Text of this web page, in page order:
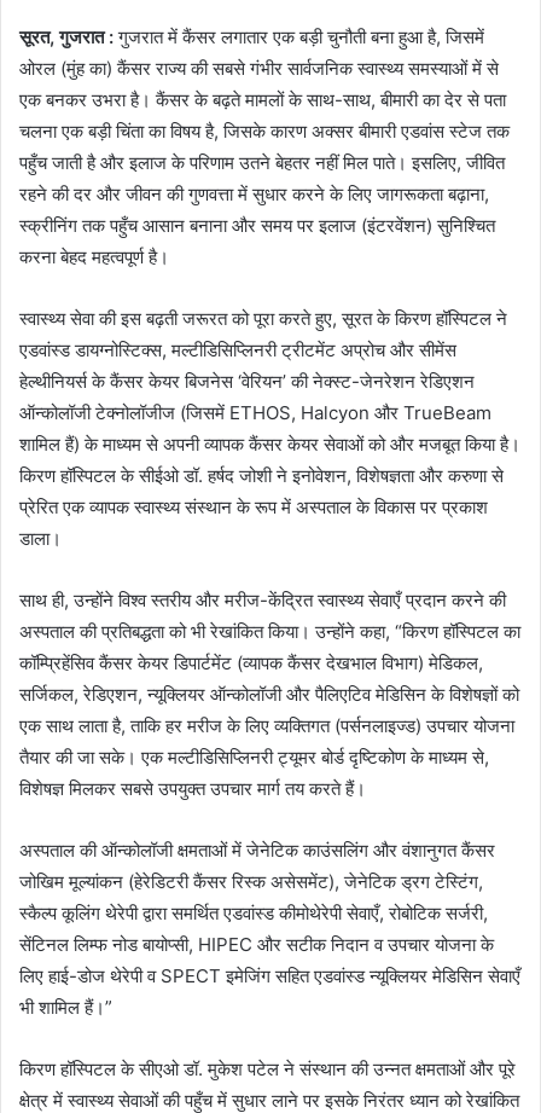
n
e
m
a
i
l
सूरत, गुजरात :गुजरात में कैंसर लगातार एक बड़ी चुनौती बना हुआ है, जिसमें
ओरल (मुंह का) कैंसर राज्य की सबसे गंभीर सार्वजनिक स्वास्थ्य समस्याओं में से
एक बनकर उभरा है। कैंसर के बढ़ते मामलों के साथ-साथ, बीमारी का देर से पता
चलना एक बड़ी चिंता का विषय है, जिसके कारण अक्सर बीमारी एडवांस स्टेज तक
पहुँच जाती है और इलाज के परिणाम उतने बेहतर नहीं मिल पाते। इसलिए, जीवित
रहने की दर और जीवन की गुणवत्ता में सुधार करने के लिए जागरूकता बढ़ाना,
स्क्रीनिंग तक पहुँच आसान बनाना और समय पर इलाज (इंटरवेंशन) सुनिश्चित
करना बेहद महत्वपूर्ण है।
स्वास्थ्य सेवा की इस बढ़ती जरूरत को पूरा करते हुए, सूरत के किरण हॉस्पिटल ने
एडवांस्ड डायग्नोस्टिक्स, मल्टीडिसिप्लिनरी ट्रीटमेंट अप्रोच और सीमेंस
हेल्थीनियर्स के कैंसर केयर बिजनेस ‘वेरियन’ की नेक्स्ट-जेनरेशन रेडिएशन
ऑन्कोलॉजी टेक्नोलॉजीज (जिसमें ETHOS, Halcyon और TrueBeam
शामिल हैं) के माध्यम से अपनी व्यापक कैंसर केयर सेवाओं को और मजबूत किया है।
किरण हॉस्पिटल के सीईओ डॉ. हर्षद जोशी ने इनोवेशन, विशेषज्ञता और करुणा से
प्रेरित एक व्यापक स्वास्थ्य संस्थान के रूप में अस्पताल के विकास पर प्रकाश
डाला।
साथ ही, उन्होंने विश्व स्तरीय और मरीज-केंद्रित स्वास्थ्य सेवाएँ प्रदान करने की
अस्पताल की प्रतिबद्धता को भी रेखांकित किया। उन्होंने कहा, “किरण हॉस्पिटल का
कॉम्प्रिहेंसिव कैंसर केयर डिपार्टमेंट (व्यापक कैंसर देखभाल विभाग) मेडिकल,
सर्जिकल, रेडिएशन, न्यूक्लियर ऑन्कोलॉजी और पैलिएटिव मेडिसिन के विशेषज्ञों को
एक साथ लाता है, ताकि हर मरीज के लिए व्यक्तिगत (पर्सनलाइज्ड) उपचार योजना
तैयार की जा सके। एक मल्टीडिसिप्लिनरी ट्यूमर बोर्ड दृष्टिकोण के माध्यम से,
विशेषज्ञ मिलकर सबसे उपयुक्त उपचार मार्ग तय करते हैं।
अस्पताल की ऑन्कोलॉजी क्षमताओं में जेनेटिक काउंसलिंग और वंशानुगत कैंसर
जोखिम मूल्यांकन (हेरेडिटरी कैंसर रिस्क असेसमेंट), जेनेटिक ड्रग टेस्टिंग,
स्कैल्प कूलिंग थेरेपी द्वारा समर्थित एडवांस्ड कीमोथेरेपी सेवाएँ, रोबोटिक सर्जरी,
सेंटिनल लिम्फ नोड बायोप्सी, HIPEC और सटीक निदान व उपचार योजना के
लिए हाई-डोज थेरेपी व SPECT इमेजिंग सहित एडवांस्ड न्यूक्लियर मेडिसिन सेवाएँ
भी शामिल हैं।”
किरण हॉस्पिटल के सीएओ डॉ. मुकेश पटेल ने संस्थान की उन्नत क्षमताओं और पूरे
क्षेत्र में स्वास्थ्य सेवाओं की पहुँच में सुधार लाने पर इसके निरंतर ध्यान को रेखांकित